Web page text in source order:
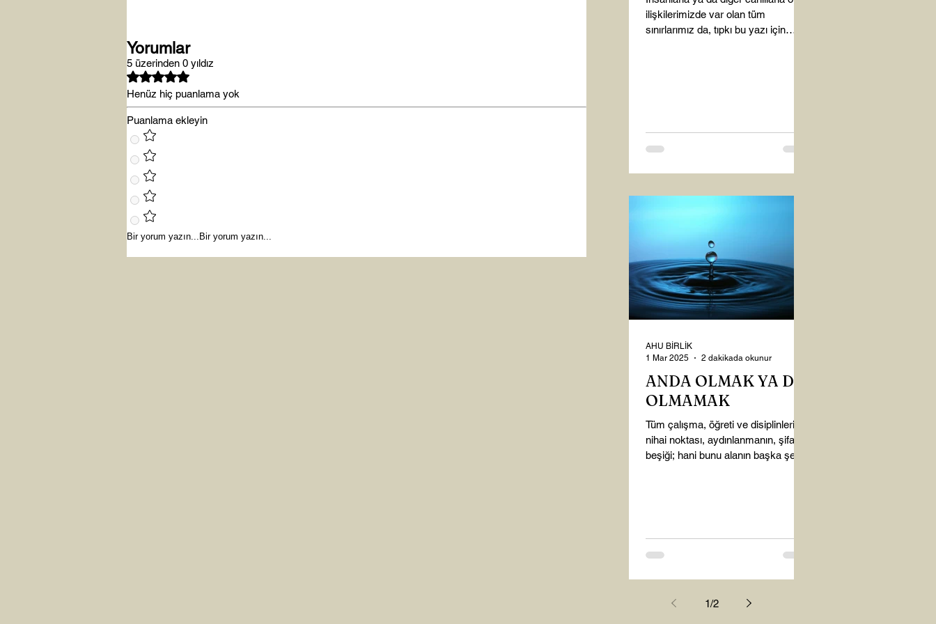
Yeni Yıla Merhaba
Yorumlar
5 üzerinden 0 yıldız
Henüz hiç puanlama yok
Puanlama ekleyin
Bir yorum yazın... Bir yorum yazın...
ilişkilerimizde var olan tüm
sınırlarımız da, tıpkı bu yazı için
ANDA OLMAK YA DA
OLMAMAK
Tüm çalışma, öğreti ve disiplinlerin
nihai noktası, aydınlanmanın, şifanın
beşiği; hani bunu alanın başka şey
AHU BİRLİK
1 Mar 2025
2 dakikada okunur
1/2